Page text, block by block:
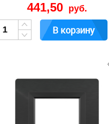
441,50 руб.
В корзину